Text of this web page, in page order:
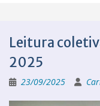
Leitura
2025
23/09/2025